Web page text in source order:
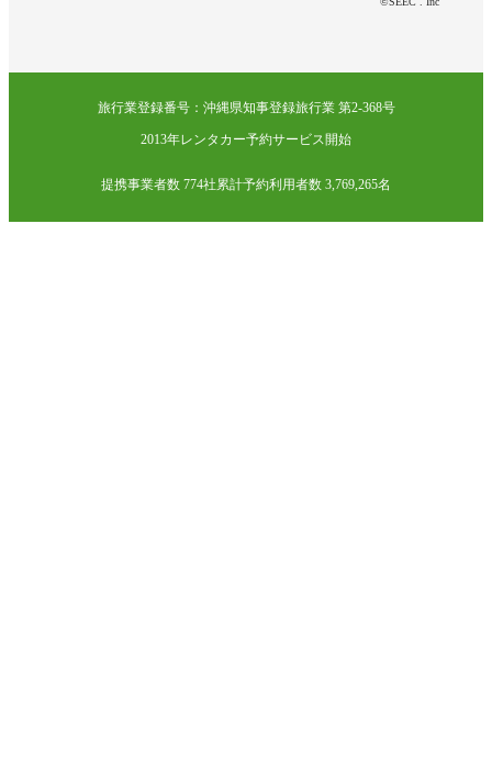
旅行業登録番号：沖縄県知事登録旅行業 第2-368号
2013年レンタカー予約サービス開始
提携事業者数 774社累計予約利用者数 3,769,265名